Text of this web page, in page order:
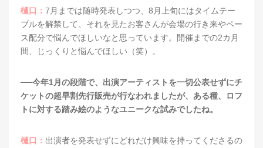
樋口： 7月までは随時発表しつつ、8月上旬にはタイムテー
ブルを解禁して、それを見たお客さんが会場の行き来やペー
ス配分で悩んでほしいなと思っています。開催までの2カ月
間、じっくりと悩んでほしい（笑）。
──今年1月の段階で、出演アーティストを一切公表せずにチ
ケットの超早割先行販売が行なわれましたが、ある種、ロフ
トに対する踏み絵のようなユニークな試みでしたね。
樋口： 出演者を発表せずにどれだけ興味を持ってくださるの